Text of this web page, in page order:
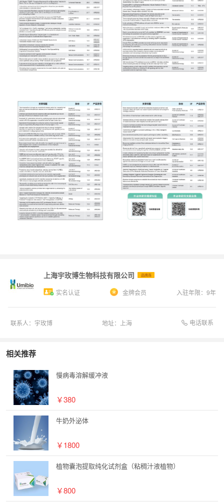
上海宇玫博生物科技有限公司 品牌商
实名认证 金牌会员 入驻年限： 9年
联系人： 宇玫博 地址： 上海 电话联系
相关推荐
慢病毒溶解缓冲液
￥380
牛奶外泌体
￥1800
植物囊泡提取纯化试剂盒（粘稠汁液植物）
￥800